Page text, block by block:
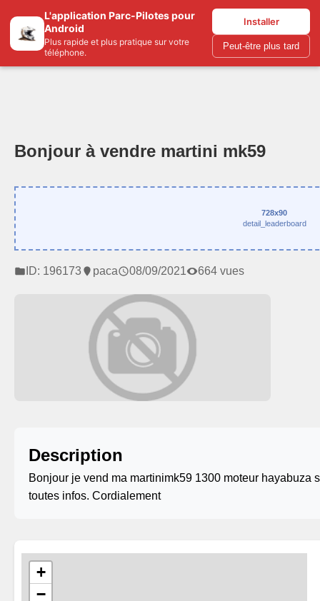
L'application Parc-Pilotes pour
Android
Plus rapide et plus pratique sur votre
téléphone.
Installer
Peut-être plus tard
Parc-pilotes.com
Bonjour à vendre martini mk59
728x90
detail_leaderboard
ID: 196173 paca 08/09/2021 664 vues
Description
Bonjour je vend ma martinimk59 1300 moteur hayabuza
toutes infos. Cordialement